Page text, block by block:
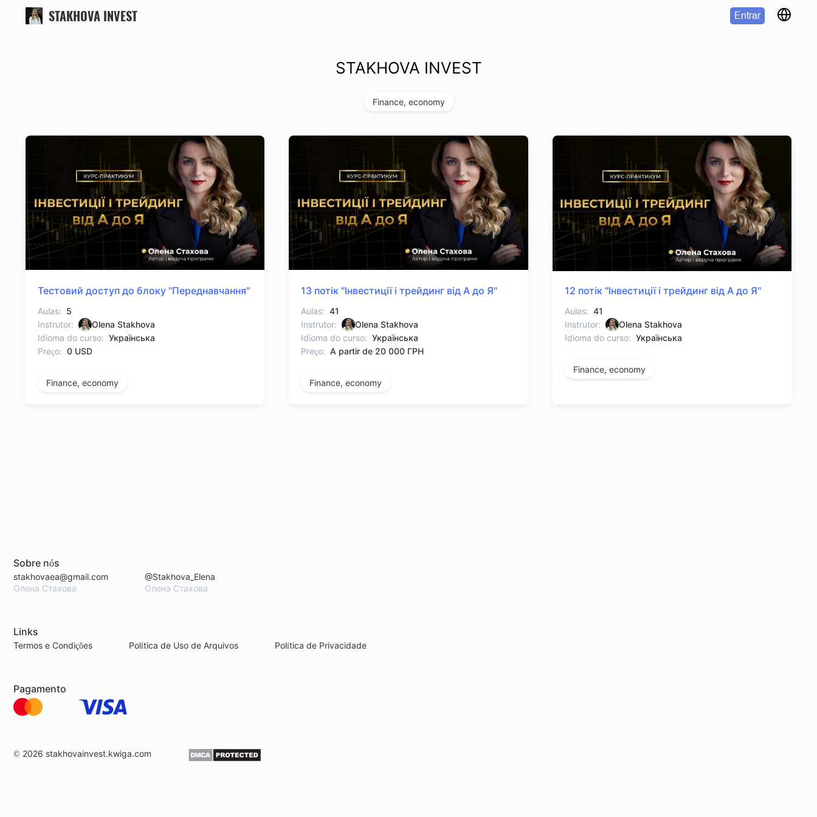
STAKHOVA INVEST Entrar
STAKHOVA INVEST
Finance, economy
Тестовий доступ до блоку "Переднавчання"
Aulas: 5
Instrutor:
Olena Stakhova
Idioma do curso: Українська
Preço: 0 USD
Finance, economy
13 потік "Інвестиції і трейдинг від А до Я"
Aulas: 41
Instrutor:
Olena Stakhova
Idioma do curso: Українська
Preço: A partir de 20 000 ГРН
Finance, economy
12 потік "Інвестиції і трейдинг від А до Я"
Aulas: 41
Instrutor:
Olena Stakhova
Idioma do curso: Українська
Finance, economy
Sobre nós
stakhovaea@gmail.com
Олена Стахова
@Stakhova_Elena
Олена Стахова
Links
Termos e Condições Política de Uso de Arquivos Política de Privacidade
Pagamento
© 2026 stakhovainvest.kwiga.com